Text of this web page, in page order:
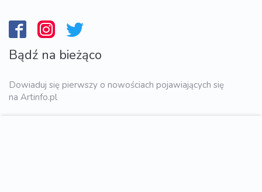
Bądź na bieżąco
Dowiaduj się pierwszy o nowościach pojawiających się
na Artinfo.pl